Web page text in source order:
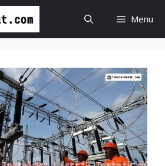
Menu